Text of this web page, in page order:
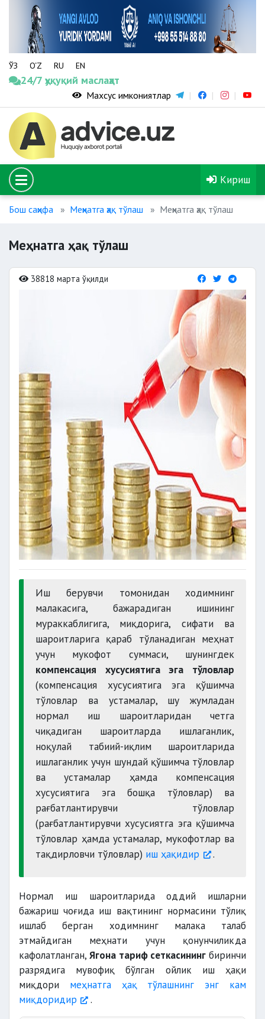
ЎЗ O‘Z RU EN
24/7 ҳуқуқий маслаҳат
Махсус имкониятлар
Кириш
Бош саҳифа Меҳнатга ҳақ тўлаш Меҳнатга ҳақ тўлаш
Меҳнатга ҳақ тўлаш
38818 марта ўқилди
Иш берувчи томонидан ходимнинг
малакасига, бажарадиган ишининг
мураккаблигига, миқдорига, сифати ва
шароитларига қараб тўланадиган меҳнат
учун мукофот суммаси, шунингдек
компенсация хусусиятига эга тўловлар
(компенсация хусусиятига эга қўшимча
тўловлар ва устамалар, шу жумладан
нормал иш шароитларидан четга
чиқадиган шароитларда ишлаганлик,
ноқулай табиий-иқлим шароитларида
ишлаганлик учун шундай қўшимча тўловлар
ва устамалар ҳамда компенсация
хусусиятига эга бошқа тўловлар) ва
рағбатлантирувчи тўловлар
(рағбатлантирувчи хусусиятга эга қўшимча
тўловлар ҳамда устамалар, мукофотлар ва
тақдирловчи тўловлар) иш ҳақидир .
Нормал иш шароитларида оддий ишларни
бажариш чоғида иш вақтининг нормасини тўлиқ
ишлаб берган ходимнинг малака талаб
этмайдиган меҳнати учун қонунчиликда
кафолатланган,Ягона тариф сеткасинингбиринчи
разрядига мувофиқ бўлган ойлик иш ҳақи
миқдори меҳнатга ҳақ тўлашнинг энг кам
миқдоридир
.